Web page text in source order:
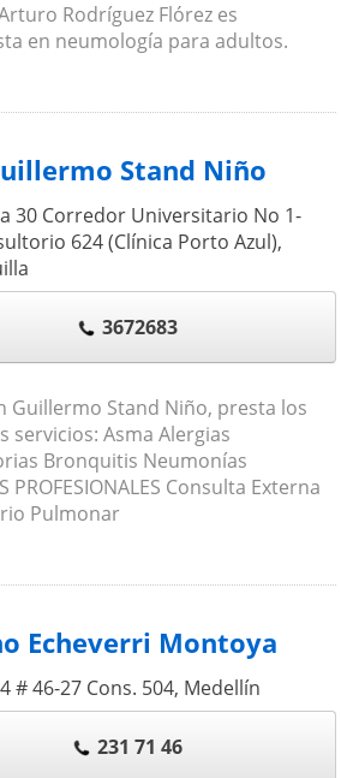
Rodríguez Flórez es
en neumología para adultos.
Stand Niño
30 Corredor Universitario No 1-
624 (Clínica Porto Azul),
3672683
Guillermo Stand Niño, presta los
servicios: Asma Alergias
Bronquitis Neumonías
PROFESIONALES Consulta Externa
Pulmonar
Echeverri Montoya
# 46-27 Cons. 504, Medellín
231 71 46